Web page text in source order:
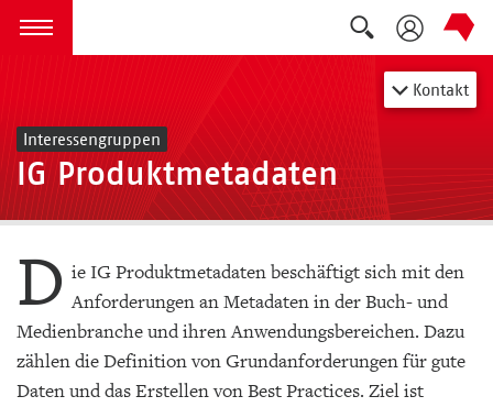
zum Inhalt springen
Menü öffnen
Suche
Kontakt
Interessengruppen
IG Produktmetadaten
D ie IG Produktmetadaten beschäftigt sich mit den
Anforderungen an Metadaten in der Buch- und
Medienbranche und ihren Anwendungsbereichen. Dazu
zählen die Definition von Grundanforderungen für gute
Daten und das Erstellen von Best Practices. Ziel ist